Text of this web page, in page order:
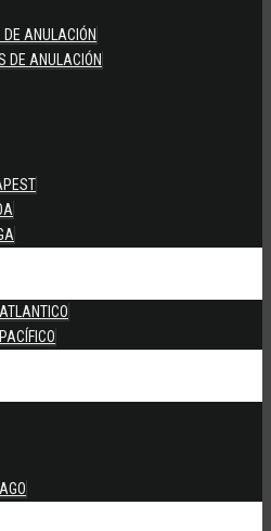
ANULACIÓN
DE ANULACIÓN